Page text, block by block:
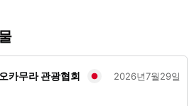
카무라 관광협회 2026년7월29일